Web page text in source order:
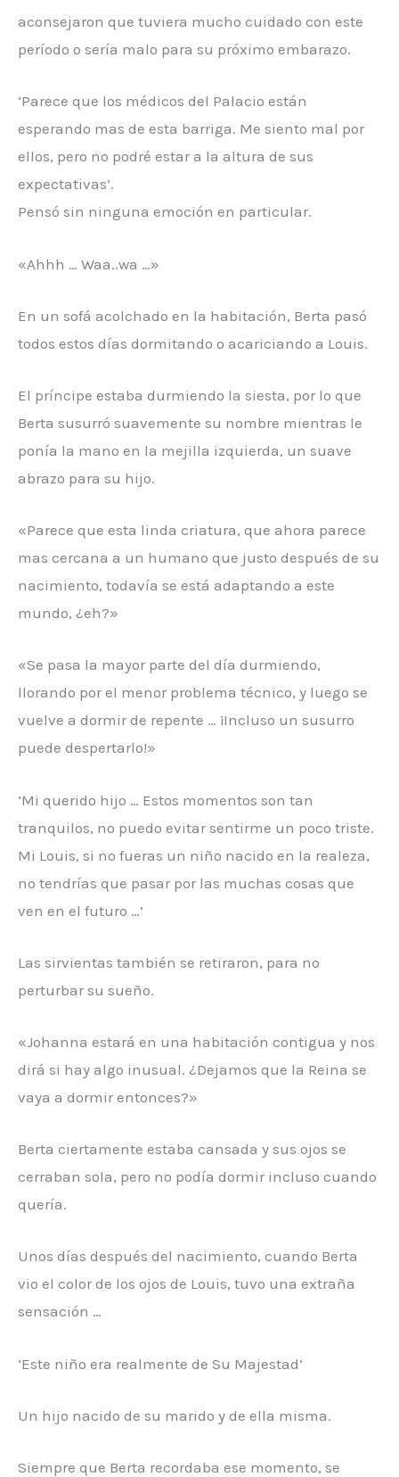
aconsejaron que tuviera mucho cuidado con este
período o sería malo para su próximo embarazo.
‘Parece que los médicos del Palacio están
esperando mas de esta barriga. Me siento mal por
ellos, pero no podré estar a la altura de sus
expectativas’.
Pensó sin ninguna emoción en particular.
«Ahhh … Waa..wa …»
En un sofá acolchado en la habitación, Berta pasó
todos estos días dormitando o acariciando a Louis.
El príncipe estaba durmiendo la siesta, por lo que
Berta susurró suavemente su nombre mientras le
ponía la mano en la mejilla izquierda, un suave
abrazo para su hijo.
«Parece que esta linda criatura, que ahora parece
mas cercana a un humano que justo después de su
nacimiento, todavía se está adaptando a este
mundo, ¿eh?»
«Se pasa la mayor parte del día durmiendo,
llorando por el menor problema técnico, y luego se
vuelve a dormir de repente … ¡Incluso un susurro
puede despertarlo!»
‘Mi querido hijo … Estos momentos son tan
tranquilos, no puedo evitar sentirme un poco triste.
Mi Louis, si no fueras un niño nacido en la realeza,
no tendrías que pasar por las muchas cosas que
ven en el futuro …’
Las sirvientas también se retiraron, para no
perturbar su sueño.
«Johanna estará en una habitación contigua y nos
dirá si hay algo inusual. ¿Dejamos que la Reina se
vaya a dormir entonces?»
Berta ciertamente estaba cansada y sus ojos se
cerraban sola, pero no podía dormir incluso cuando
quería.
Unos días después del nacimiento, cuando Berta
vio el color de los ojos de Louis, tuvo una extraña
sensación …
‘Este niño era realmente de Su Majestad’
Un hijo nacido de su marido y de ella misma.
Siempre que Berta recordaba ese momento, se